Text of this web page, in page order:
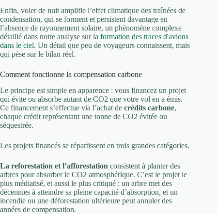
Enfin, voler de nuit amplifie l’effet climatique des traînées de
condensation, qui se forment et persistent davantage en
l’absence de rayonnement solaire, un phénomène complexe
détaillé dans notre analyse sur la formation des traces d'avions
dans le ciel. Un détail que peu de voyageurs connaissent, mais
qui pèse sur le bilan réel.
Comment fonctionne la compensation carbone
Le principe est simple en apparence : vous financez un projet
qui évite ou absorbe autant de CO2 que votre vol en a émis.
Ce financement s’effectue via l’achat de crédits carbone,
chaque crédit représentant une tonne de CO2 évitée ou
séquestrée.
Les projets financés se répartissent en trois grandes catégories.
La reforestation et l’afforestation consistent à planter des
arbres pour absorber le CO2 atmosphérique. C’est le projet le
plus médiatisé, et aussi le plus critiqué : un arbre met des
décennies à atteindre sa pleine capacité d’absorption, et un
incendie ou une déforestation ultérieure peut annuler des
années de compensation.